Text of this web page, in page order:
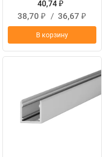
40,74 ₽
38,70 ₽ / 36,67 ₽
В корзину